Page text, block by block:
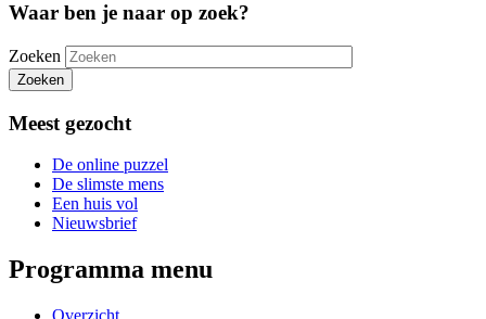
Waar ben je naar op zoek?
Zoeken
Zoeken
Meest gezocht
De online puzzel
De slimste mens
Een huis vol
Nieuwsbrief
Programma menu
Overzicht